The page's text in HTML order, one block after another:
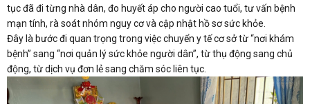
tục đã đi từng nhà dân, đo huyết áp cho người cao tuổi, tư vấn bệnh
mạn tính, rà soát nhóm nguy cơ và cập nhật hồ sơ sức khỏe.
Đây là bước đi quan trọng trong việc chuyển y tế cơ sở từ “nơi khám
bệnh” sang “nơi quản lý sức khỏe người dân”, từ thụ động sang chủ
động, từ dịch vụ đơn lẻ sang chăm sóc liên tục.